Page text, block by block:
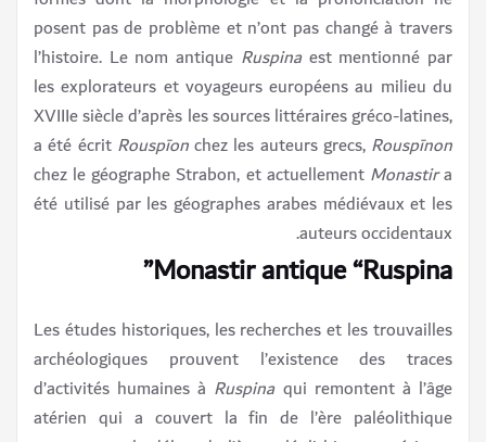
posent pas de problème et n’ont pas changé à travers
l’histoire. Le nom antique Ruspinaest mentionné par
les explorateurs et voyageurs européens au milieu du
XVIIIesiècle d’après les sources littéraires gréco-latines,
a été écrit Rouspīonchez les auteurs grecs, Rouspīnon
chez le géographe Strabon, et actuellement Monastira
été utilisé par les géographes arabes médiévaux et les
auteurs occidentaux.
Monastir antique “Ruspina”
Les études historiques, les recherches et les trouvailles
archéologiques prouvent l’existence des traces
d’activités humaines à Ruspinaqui remontent à l’âge
atérien qui a couvert la fin de l’ère paléolithique